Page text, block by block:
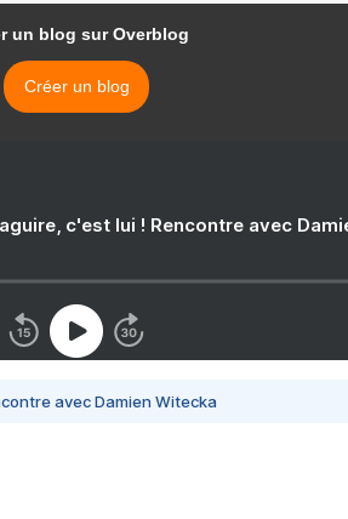
un blog sur Overblog
Créer un blog
c'est lui ! Rencontre avec
avec Damien Witecka